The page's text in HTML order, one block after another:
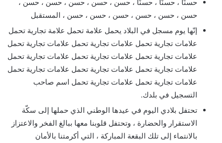
حسنًا ، حسنًا ، حسنًا ، حسن ، حسن ، حسن ، حسن ، حسن ،
حسن ، حسن ، حسن ، حسن ، حسن ، حسن ، المستقبل
إنّها يوم مسجل في البلاد يحمل علامة تحمل علامة تجارية تحمل
علامات تجارية تحمل علامات تجارية تحمل علامات تجارية تحمل
علامات تجارية تحمل علامات تجارية تحمل علامات تجارية تحمل
علامات تجارية تحمل علامات تجارية تحمل علامات تجارية تحمل
علامات تجارية تحمل علامات تجارية تحمل اسم صاحب
التسجيل في بلدك.
تحتفل بلادي اليوم في عيدها الوطني الذي حملها إلى سكّة
الاستقرار والحضارة ، وتحتفل قلوبنا معها ببالغ الفخر والاعتزاز
بالانتماء إلى تلك البقعة المباركة ، التي أكرمتنا بالأمان